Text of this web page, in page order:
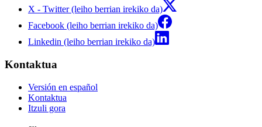
X - Twitter (leiho berrian irekiko da)
Facebook (leiho berrian irekiko da)
Linkedin (leiho berrian irekiko da)
Kontaktua
Versión en español
Kontaktua
Itzuli gora